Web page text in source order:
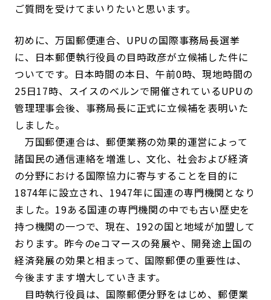
ご質問を受けてまいりたいと思います。
初めに、万国郵便連合、UPUの国際事務局長選挙
に、日本郵便執行役員の目時政彦が立候補した件に
ついてです。日本時間の本日、午前0時、現地時間の
25日17時、スイスのベルンで開催されているUPUの
管理理事会後、事務局長に正式に立候補を表明いた
しました。
万国郵便連合は、郵便業務の効果的運営によって
諸国民の通信連絡を増進し、文化、社会および経済
の分野における国際協力に寄与することを目的に
1874年に設立され、1947年に国連の専門機関となり
ました。19ある国連の専門機関の中でも古い歴史を
持つ機関の一つで、現在、192の国と地域が加盟して
おります。昨今のeコマースの発展や、開発途上国の
経済発展の効果と相まって、国際郵便の重要性は、
今後ますます増大していきます。
目時執行役員は、国際郵便分野をはじめ、郵便業